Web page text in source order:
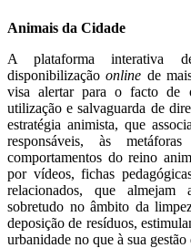
Animais da Cidade
A plataforma interativa
disponibilizaçãoonline de
visa alertar para o facto de
utilização e salvaguarda de
estratégia animista, que
responsáveis, às
comportamentos do reino
por vídeos, fichas
relacionados, que almejam
sobretudo no âmbito da
deposição de resíduos,
urbanidade no que à sua